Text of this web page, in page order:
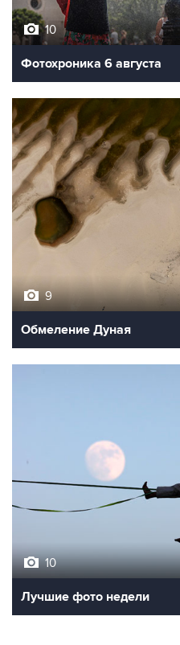
10
Фотохроника 6 августа
9
Обмеление Дуная
10
Лучшие фото недели